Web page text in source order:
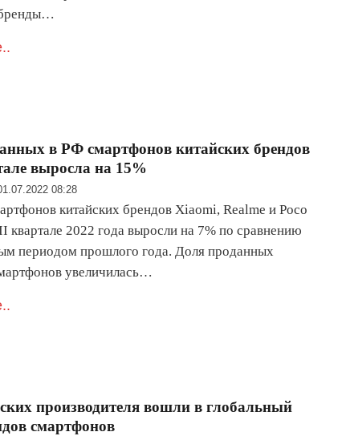
в РФ смартфонов китайских брендов
выросла на 15%
08:28
китайских брендов Xiaomi, Realme и Poco
квартале 2022 года выросли на 7% по сравнению
периодом прошлого года. Доля проданных
увеличилась…
производителя вошли в глобальный
смартфонов